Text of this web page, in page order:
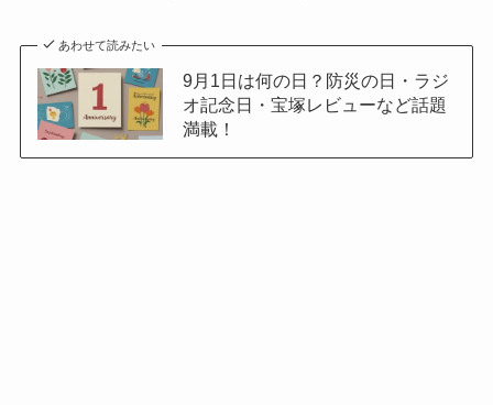
あわせて読みたい
9月1日は何の日？防災の日・ラジ
オ記念日・宝塚レビューなど話題
満載！